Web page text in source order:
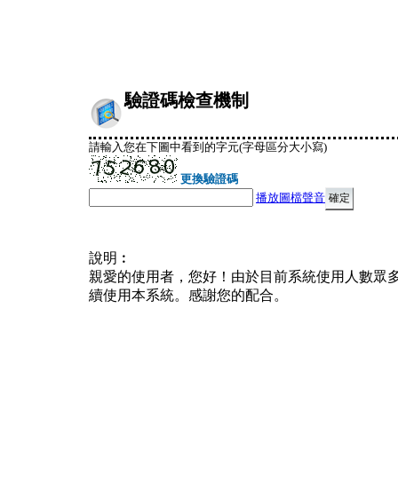
驗證碼檢查機制
請輸入您在下圖中看到的字元(字母區分大小寫)
更換驗證碼
播放圖檔聲音
說明︰
親愛的使用者，您好！由於目前系統使用人數眾
續使用本系統。感謝您的配合。